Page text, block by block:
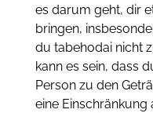
es darum geht, dir
bringen,
du tabehodai nicht
kann es sein, dass
Person zu den
eine Einschränkung